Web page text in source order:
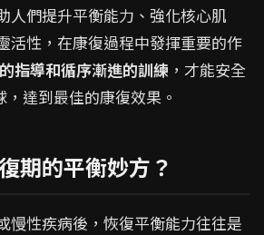
人們提升平衡能力、強化核心肌
活性，在康復過程中發揮重要的作
指導和循序漸進的訓練 ，才能安全
達到最佳的康復效果。
期的平衡妙方？
慢性疾病後，恢復平衡能力往往是